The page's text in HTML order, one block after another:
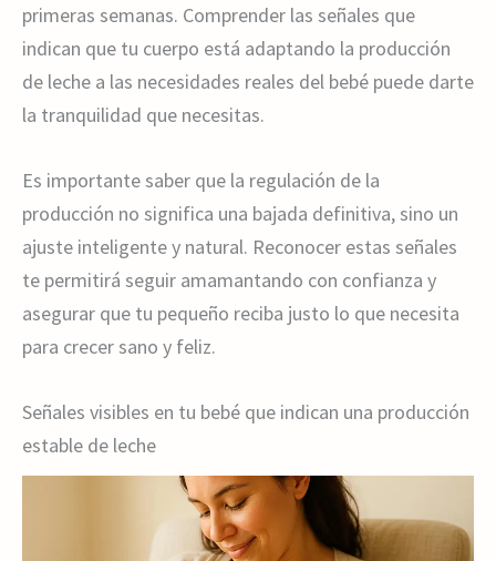
primeras semanas. Comprender las señales que
indican que tu cuerpo está adaptando la producción
de leche a las necesidades reales del bebé puede darte
la tranquilidad que necesitas.
Es importante saber que la regulación de la
producción no significa una bajada definitiva, sino un
ajuste inteligente y natural. Reconocer estas señales
te permitirá seguir amamantando con confianza y
asegurar que tu pequeño reciba justo lo que necesita
para crecer sano y feliz.
Señales visibles en tu bebé que indican una producción
estable de leche